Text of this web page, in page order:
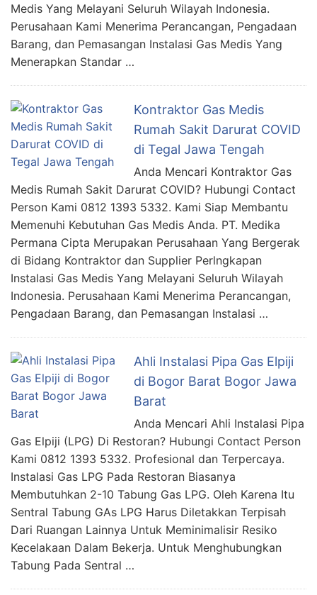
Medis Yang Melayani Seluruh Wilayah Indonesia.
Perusahaan Kami Menerima Perancangan, Pengadaan
Barang, dan Pemasangan Instalasi Gas Medis Yang
Menerapkan Standar …
Kontraktor Gas Medis
Rumah Sakit Darurat COVID
di Tegal Jawa Tengah
Anda Mencari Kontraktor Gas
Medis Rumah Sakit Darurat COVID? Hubungi Contact
Person Kami 0812 1393 5332. Kami Siap Membantu
Memenuhi Kebutuhan Gas Medis Anda. PT. Medika
Permana Cipta Merupakan Perusahaan Yang Bergerak
di Bidang Kontraktor dan Supplier Perlngkapan
Instalasi Gas Medis Yang Melayani Seluruh Wilayah
Indonesia. Perusahaan Kami Menerima Perancangan,
Pengadaan Barang, dan Pemasangan Instalasi …
Ahli Instalasi Pipa Gas Elpiji
di Bogor Barat Bogor Jawa
Barat
Anda Mencari Ahli Instalasi Pipa
Gas Elpiji (LPG) Di Restoran? Hubungi Contact Person
Kami 0812 1393 5332. Profesional dan Terpercaya.
Instalasi Gas LPG Pada Restoran Biasanya
Membutuhkan 2-10 Tabung Gas LPG. Oleh Karena Itu
Sentral Tabung GAs LPG Harus Diletakkan Terpisah
Dari Ruangan Lainnya Untuk Meminimalisir Resiko
Kecelakaan Dalam Bekerja. Untuk Menghubungkan
Tabung Pada Sentral …